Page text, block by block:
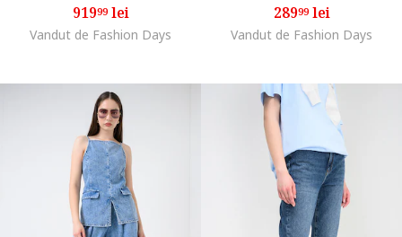
91999lei
Vandut de Fashion Days
28999lei
Vandut de Fashion Days